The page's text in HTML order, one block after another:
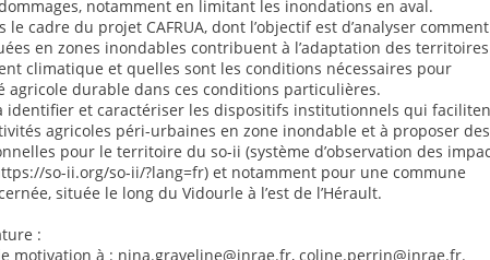
notamment en limitant les inondations en aval.
le cadre du projet CAFRUA, dont l’objectif est d’analyser
en zones inondables contribuent à l’adaptation des
climatique et quelles sont les conditions nécessaires pour
agricole durable dans ces conditions particulières.
à identifier et caractériser les dispositifs institutionnels qui
agricoles péri-urbaines en zone inondable et à proposer des
pour le territoire du so-ii (système d’observation des
so-ii.org/so-ii/?lang=fr) et notamment pour une commune
située le long du Vidourle à l’est de l’Hérault.
:
motivation à : nina.graveline@inrae.fr, coline.perrin@inrae.fr.